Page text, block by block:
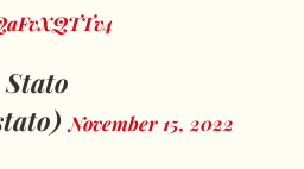
November 15, 2022